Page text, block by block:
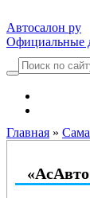
Автосалон ру
Официальные
Главная »